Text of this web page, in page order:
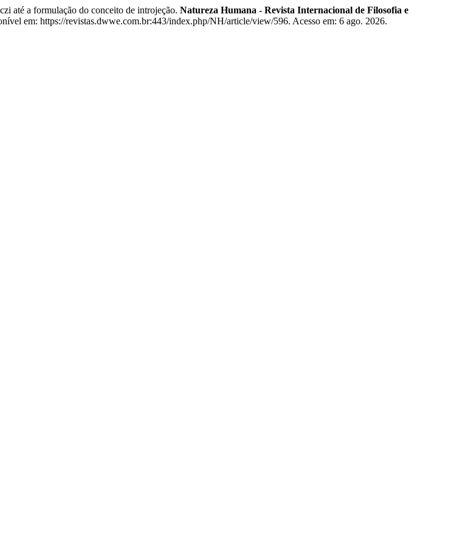
até a formulação do conceito de introjeção. Natureza Humana - Revista Internacional de Filosofia e
em: https://revistas.dwwe.com.br:443/index.php/NH/article/view/596. Acesso em: 6 ago. 2026.